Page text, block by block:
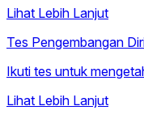
Lihat Lebih Lanjut
Tes Pengembangan
Ikuti tes untuk
Lihat Lebih Lanjut